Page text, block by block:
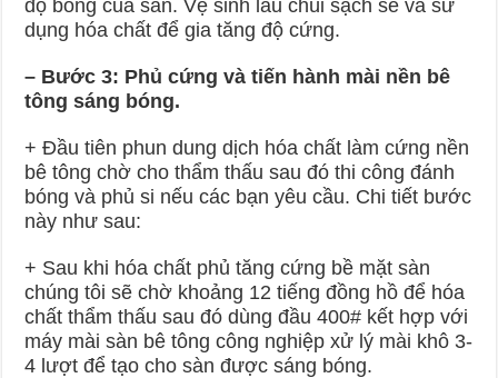
độ bóng của sàn. Vệ sinh lau chùi sạch sẽ và sử
dụng hóa chất để gia tăng độ cứng.
– Bước 3: Phủ cứng và tiến hành mài nền bê
tông sáng bóng.
+ Đầu tiên phun dung dịch hóa chất làm cứng nền
bê tông chờ cho thẩm thấu sau đó thi công đánh
bóng và phủ si nếu các bạn yêu cầu. Chi tiết bước
này như sau:
+ Sau khi hóa chất phủ tăng cứng bề mặt sàn
chúng tôi sẽ chờ khoảng 12 tiếng đồng hồ để hóa
chất thẩm thấu sau đó dùng đầu 400# kết hợp với
máy mài sàn bê tông công nghiệp xử lý mài khô 3-
4 lượt để tạo cho sàn được sáng bóng.